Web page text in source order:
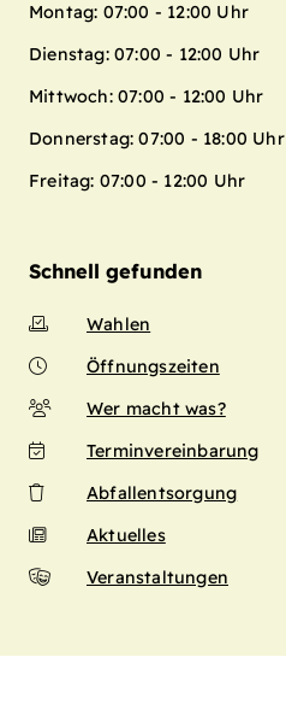
Montag: 07:00 - 12:00 Uhr
Dienstag: 07:00 - 12:00 Uhr
Mittwoch: 07:00 - 12:00 Uhr
Donnerstag: 07:00 - 18:00 Uhr
Freitag: 07:00 - 12:00 Uhr
Schnell gefunden
Wahlen
Öffnungszeiten
Wer macht was?
Terminvereinbarung
Abfallentsorgung
Aktuelles
Veranstaltungen